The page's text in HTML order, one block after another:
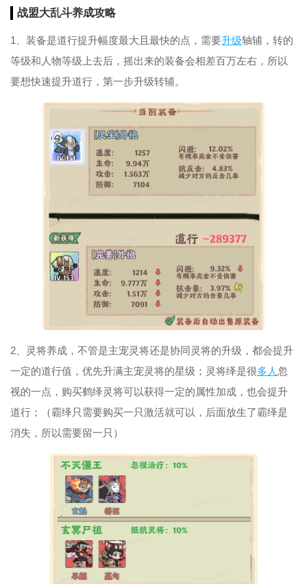
战盟大乱斗养成攻略
1、装备是道行提升幅度最大且最快的点，需要升级轴辅，转的
等级和人物等级上去后，摇出来的装备会相差百万左右，所以
要想快速提升道行，第一步升级转辅。
2、灵将养成，不管是主宠灵将还是协同灵将的升级，都会提升
一定的道行值，优先升满主宠灵将的星级；灵将绎是很多人 忽
视的一点，购买鹤绎灵将可以获得一定的属性加成，也会提升
道行；（霸绎只需要购买一只激活就可以，后面放生了霸绎是
消失，所以需要留一只）